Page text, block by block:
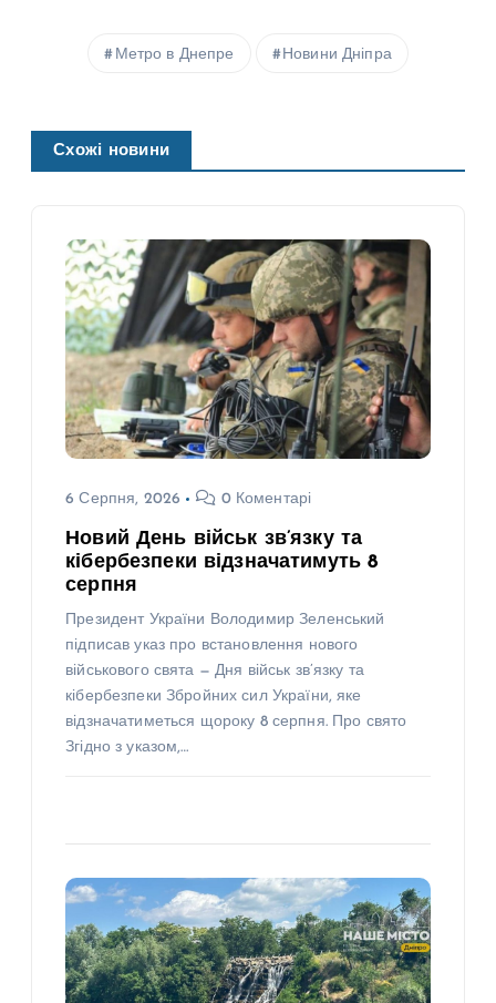
Метро в Днепре Новини Дніпра
Схожі новини
6 Серпня, 2026 0 Коментарі
Новий День військ зв’язку та
кібербезпеки відзначатимуть 8
серпня
Президент України Володимир Зеленський
підписав указ про встановлення нового
військового свята — Дня військ зв’язку та
кібербезпеки Збройних сил України, яке
відзначатиметься щороку 8 серпня. Про свято
Згідно з указом,…